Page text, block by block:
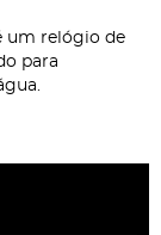
um relógio de
para